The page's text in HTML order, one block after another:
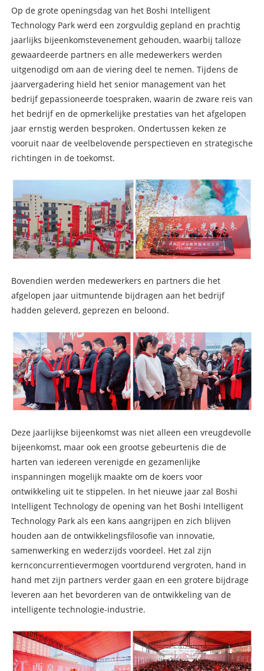
Op de grote openingsdag van het Boshi Intelligent
Technology Park werd een zorgvuldig gepland en prachtig
jaarlijks bijeenkomstevenement gehouden, waarbij talloze
gewaardeerde partners en alle medewerkers werden
uitgenodigd om aan de viering deel te nemen. Tijdens de
jaarvergadering hield het senior management van het
bedrijf gepassioneerde toespraken, waarin de zware reis van
het bedrijf en de opmerkelijke prestaties van het afgelopen
jaar ernstig werden besproken. Ondertussen keken ze
vooruit naar de veelbelovende perspectieven en strategische
richtingen in de toekomst.
Bovendien werden medewerkers en partners die het
afgelopen jaar uitmuntende bijdragen aan het bedrijf
hadden geleverd, geprezen en beloond.
Deze jaarlijkse bijeenkomst was niet alleen een vreugdevolle
bijeenkomst, maar ook een grootse gebeurtenis die de
harten van iedereen verenigde en gezamenlijke
inspanningen mogelijk maakte om de koers voor
ontwikkeling uit te stippelen. In het nieuwe jaar zal Boshi
Intelligent Technology de opening van het Boshi Intelligent
Technology Park als een kans aangrijpen en zich blijven
houden aan de ontwikkelingsfilosofie van innovatie,
samenwerking en wederzijds voordeel. Het zal zijn
kernconcurrentievermogen voortdurend vergroten, hand in
hand met zijn partners verder gaan en een grotere bijdrage
leveren aan het bevorderen van de ontwikkeling van de
intelligente technologie-industrie.